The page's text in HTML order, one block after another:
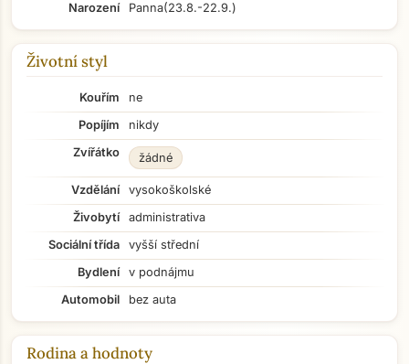
Narození
Panna(23.8.-22.9.)
Životní styl
Kouřím
ne
Popíjím
nikdy
Zvířátko
žádné
Vzdělání
vysokoškolské
Živobytí
administrativa
Sociální třída
vyšší střední
Bydlení
v podnájmu
Automobil
bez auta
Rodina a hodnoty